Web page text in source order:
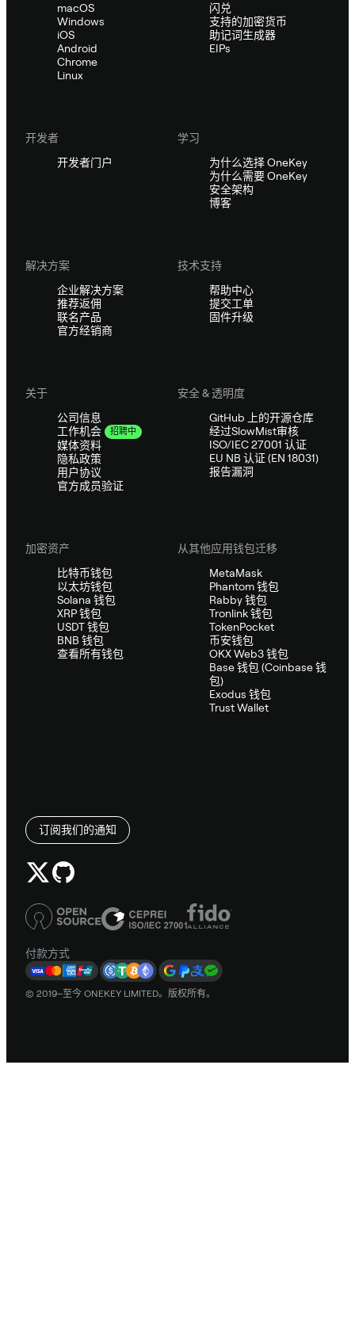
macOS
Windows
iOS
Android
Chrome
Linux
闪兑
支持的加密货币
助记词生成器
EIPs
开发者
开发者门户
学习
为什么选择 OneKey
为什么需要 OneKey
安全架构
博客
解决方案
企业解决方案
推荐返佣
联名产品
官方经销商
技术支持
帮助中心
提交工单
固件升级
关于
公司信息
工作机会
招聘中
媒体资料
隐私政策
用户协议
官方成员验证
安全 & 透明度
GitHub 上的开源仓库
经过SlowMist审核
ISO/IEC 27001 认证
EU NB 认证 (EN 18031)
报告漏洞
加密资产
比特币钱包
以太坊钱包
Solana 钱包
XRP 钱包
USDT 钱包
BNB 钱包
查看所有钱包
从其他应用钱包迁移
MetaMask
Phantom 钱包
Rabby 钱包
Tronlink 钱包
TokenPocket
币安钱包
OKX Web3 钱包
Base 钱包 (Coinbase 钱
包)
Exodus 钱包
Trust Wallet
订阅我们的通知
付款方式
© 2019–至今 ONEKEY LIMITED。版权所有。